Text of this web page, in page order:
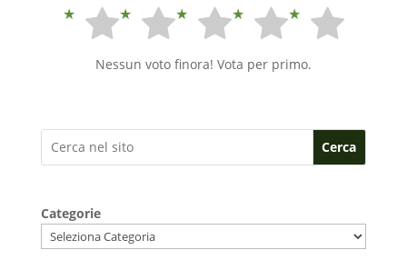
Nessun voto finora! Vota per primo.
Cerca
Categorie